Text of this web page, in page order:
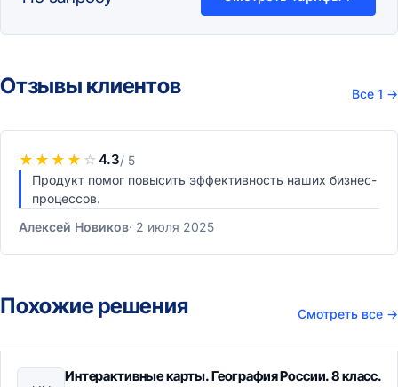
Отзывы клиентов Все 1 →
★ ★ ★ ★ ☆4.3/ 5
Продукт помог повысить эффективность наших бизнес-
процессов.
Алексей Новиков 2 июля 2025
Похожие решения Смотреть все →
Интерактивные карты. География России. 8 класс.